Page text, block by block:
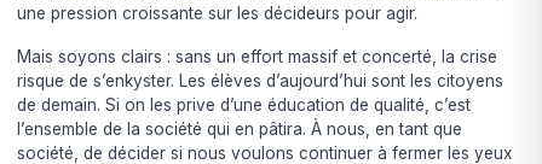
une pression croissante sur les décideurs pour agir.
Mais soyons clairs : sans un effort massif et concerté, la crise
risque de s’enkyster. Les élèves d’aujourd’hui sont les citoyens
de demain. Si on les prive d’une éducation de qualité, c’est
l’ensemble de la société qui en pâtira. À nous, en tant que
société, de décider si nous voulons continuer à fermer les yeux